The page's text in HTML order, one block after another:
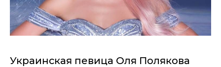
Украинская певица Оля Полякова